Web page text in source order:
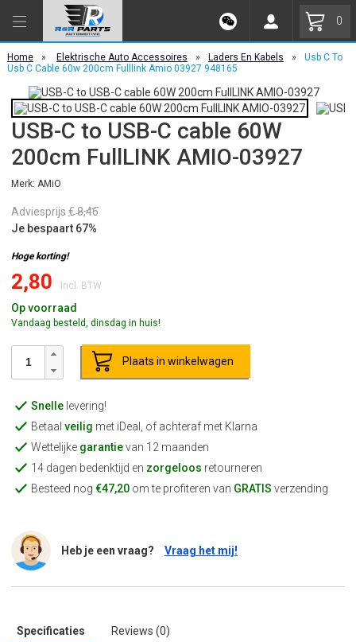
0
Home » Elektrische Auto Accessoires » Laders En Kabels »
Usb C To
Usb C Cable 60w 200cm Fulllink Amio 03927 948165
USB-C to USB-C cable 60W
200cm FullLINK AMIO-03927
Merk: AMiO
Adviesprijs € 8,46
Je bespaart 67%
Hoge korting!
2,80 Incl. BTW
Op voorraad
Vandaag besteld, dinsdag in huis!
Plaats in winkelwagen
Snellelevering!
Betaal veilig met iDeal, of achteraf met Klarna
Wettelijke garantievan 12 maanden
14 dagen bedenktijd en zorgeloos retourneren
Besteed nog €47,20om te profiteren van GRATIS verzending
Heb je een vraag? Vraag het mij!
Specificaties Reviews (0)